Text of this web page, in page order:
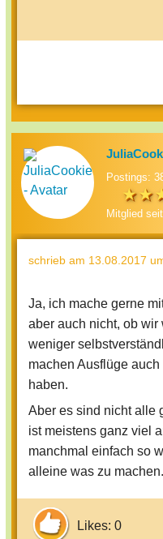
Postings:
Mitglied
schrieb am 13.08.2017
Ja, ich mache gerne
aber auch nicht, ob
weniger
machen Ausflüge
haben.
Aber es sind nicht alle
ist meistens ganz viel
manchmal einfach so
alleine was zu machen.
Likes: 0